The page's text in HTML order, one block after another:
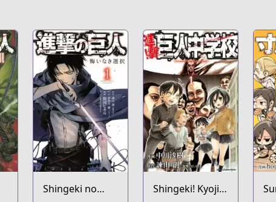
Shingeki no
Shingeki! Kyojin